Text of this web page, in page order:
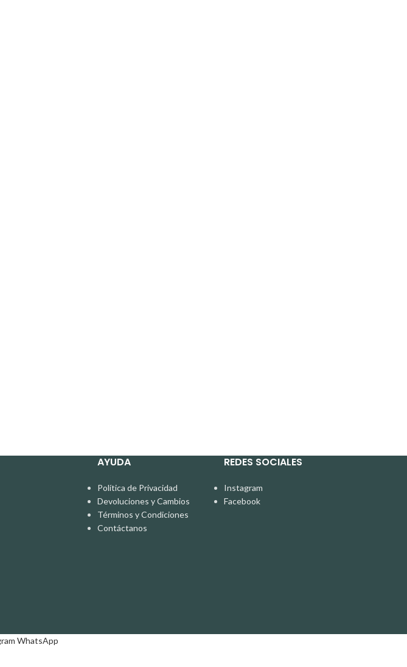
AYUDA
Política de Privacidad
Devoluciones y Cambios
Términos y Condiciones
Contáctanos
REDES SOCIALES
Instagram
Facebook
WhatsApp